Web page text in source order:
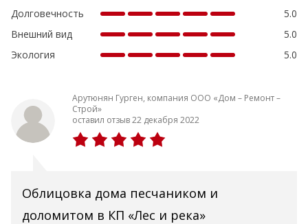
Долговечность
5.0
Внешний вид
5.0
Экология
5.0
Арутюнян Гурген, компания ООО «Дом – Ремонт –
Строй»
оставил отзыв 22 декабря 2022
Облицовка дома песчаником и
доломитом в КП «Лес и река»